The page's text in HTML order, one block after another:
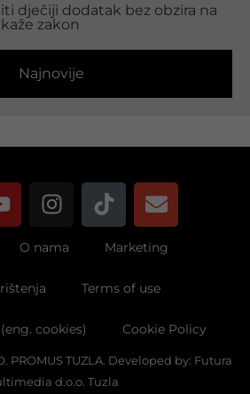
Najnovije
dječiji dodatak bez obzira na
zakon
O nama Marketing
Terms of use
cookies) Cookie Policy
PROMUS TUZLA. Developed by: Futura
d.o.o. Tuzla